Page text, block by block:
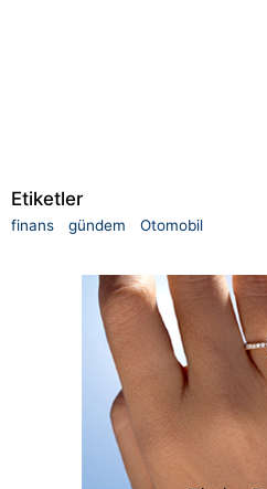
Etiketler
finans gündem Otomobil